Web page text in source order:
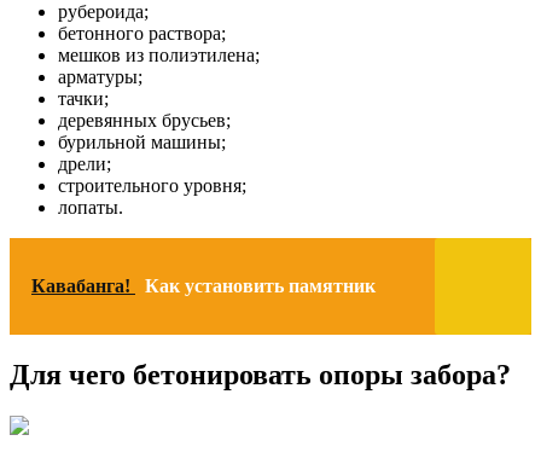
рубероида;
бетонного раствора;
мешков из полиэтилена;
арматуры;
тачки;
деревянных брусьев;
бурильной машины;
дрели;
строительного уровня;
лопаты.
Кавабанга! Как установить памятник
Для чего бетонировать опоры забора?